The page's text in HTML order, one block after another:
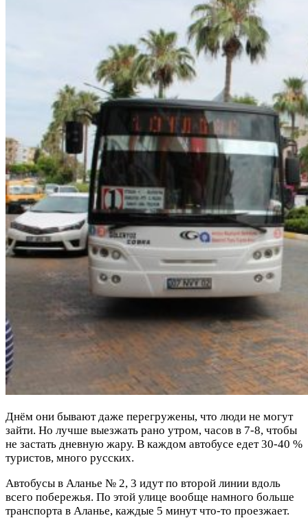
Днём они бывают даже перегружены, что люди не могут
зайти. Но лучше выезжать рано утром, часов в 7-8, чтобы
не застать дневную жару. В каждом автобусе едет 30-40 %
туристов, много русских.
Автобусы в Аланье № 2, 3 идут по второй линии вдоль
всего побережья. По этой улице вообще намного больше
транспорта в Аланье, каждые 5 минут что-то проезжает.